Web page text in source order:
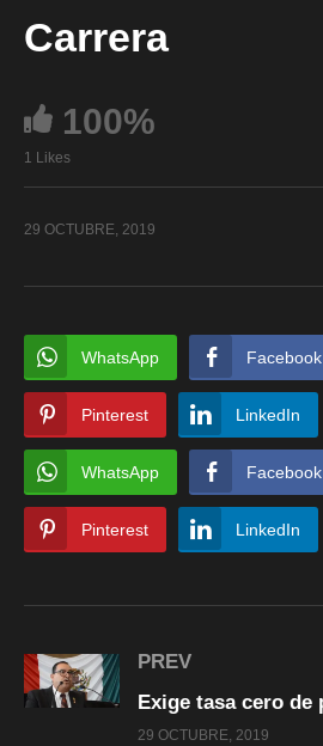
Carrera
100%
1 Likes
29 OCTUBRE, 2019
WhatsApp Facebook
Pinterest LinkedIn
WhatsApp Facebook
Pinterest LinkedIn
PREV
29 OCTUBRE, 2019